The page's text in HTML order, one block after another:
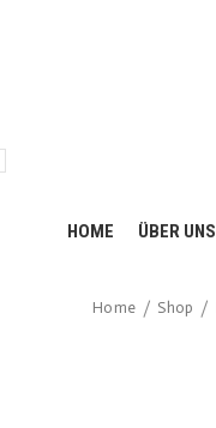
HOME ÜBER UNS
Home / Shop /